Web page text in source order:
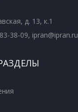
д. 13, к.1
38-09, ipran@ipran.ru